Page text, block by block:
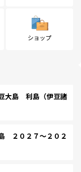
ショップ
島 利島（伊豆諸
２０２７～２０２